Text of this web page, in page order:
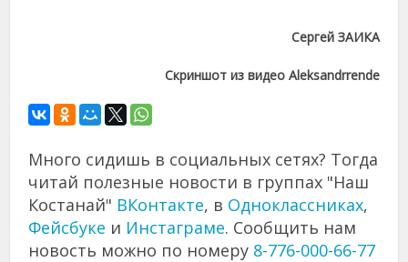
Сергей ЗАИКА
Скриншот из видео Aleksandrrende
Много сидишь в социальных сетях? Тогда
читай полезные новости в группах "Наш
Костанай" ВКонтакте, в Одноклассниках,
Фейсбуке и Инстаграме. Сообщить нам
новость можно по номеру 8-776-000-66-77